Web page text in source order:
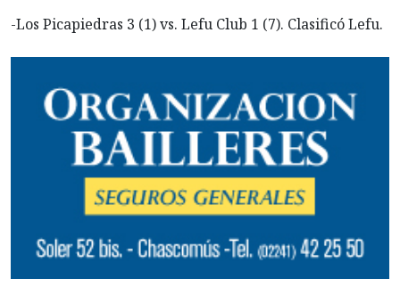
-Los Picapiedras 3 (1) vs. Lefu Club 1 (7). Clasificó Lefu.